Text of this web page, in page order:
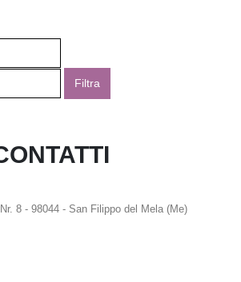
Filtra
8 - 98044 - San Filippo del Mela (Me)